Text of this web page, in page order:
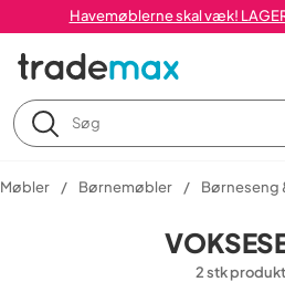
Havemøblerne skal væk!
Møbler Børnemøbler Børneseng
2 stk